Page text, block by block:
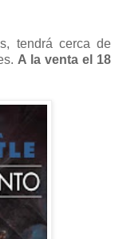
tendrá cerca de
A la venta el 18